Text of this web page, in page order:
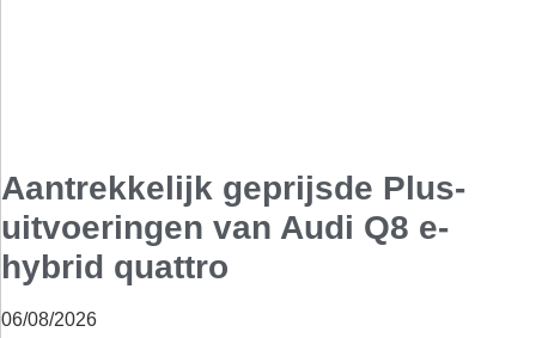
Aantrekkelijk geprijsde Plus-
uitvoeringen van Audi Q8 e-
hybrid quattro
06/08/2026